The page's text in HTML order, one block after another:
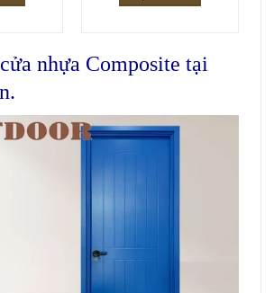
nhựa Composite tại